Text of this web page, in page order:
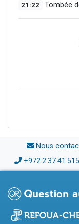
21:22 Tombée
Nous
+972.2.37.41.515